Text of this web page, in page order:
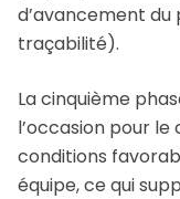
d’avancement
traçabilité).
La cinquième
l’occasion pour
conditions
équipe, ce qui